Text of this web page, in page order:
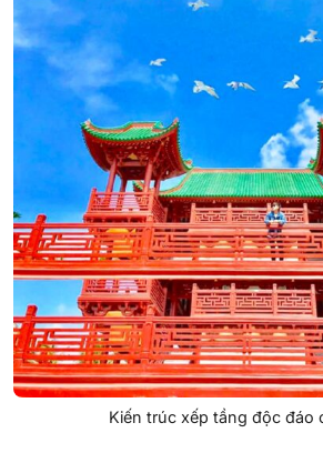
Kiến trúc xếp tầng độc đáo